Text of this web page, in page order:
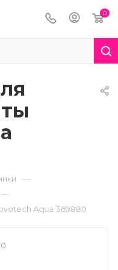
0
—
—
Aqua 369880